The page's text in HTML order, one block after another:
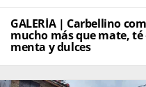
المرأة القروية الجديدة
GALERÍA | Carbellino
mucho más que mate, té
menta y dulces